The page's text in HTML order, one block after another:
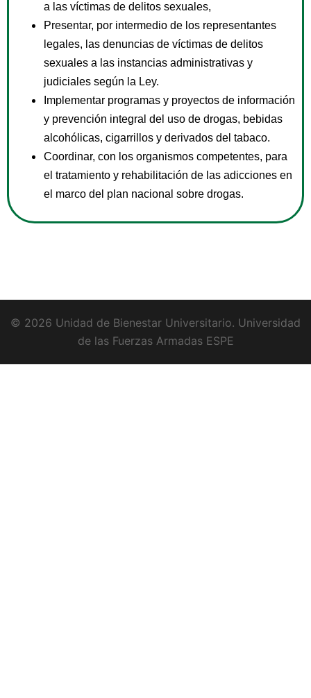
a las víctimas de delitos sexuales,
Presentar, por intermedio de los representantes
legales, las denuncias de víctimas de delitos
sexuales a las instancias administrativas y
judiciales según la Ley.
Implementar programas y proyectos de información
y prevención integral del uso de drogas, bebidas
alcohólicas, cigarrillos y derivados del tabaco.
Coordinar, con los organismos competentes, para
el tratamiento y rehabilitación de las adicciones en
el marco del plan nacional sobre drogas.
© 2026 Unidad de Bienestar Universitario. Universidad
de las Fuerzas Armadas ESPE